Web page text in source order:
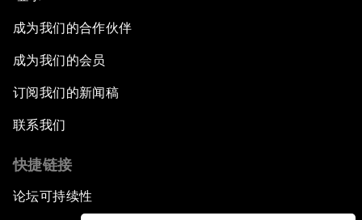
成为我们的合作伙伴
成为我们的会员
订阅我们的新闻稿
联系我们
快捷链接
论坛可持续性